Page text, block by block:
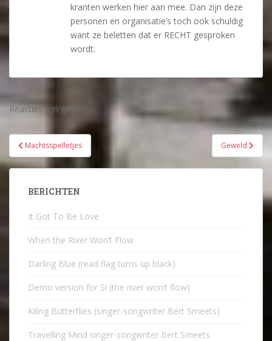
kranten werken hier aan mee. Dan zijn deze
personen en organisatie’s toch ook schuldig
want ze beletten dat er RECHT gesproken
wordt.
Reacties zijn gesloten.
Bericht
navigatie
Machtsspelletjes Geweld
BERICHTEN
It Got To Be Love
When the River Won’t Flow
Darling Blue (read flag turns up black)
Demo version for Si (the river won’t flow)
Kiling Butterflies (singer-songwriter Bert Smeets)
Travelling Mind singer-songwriter Bert Smeets